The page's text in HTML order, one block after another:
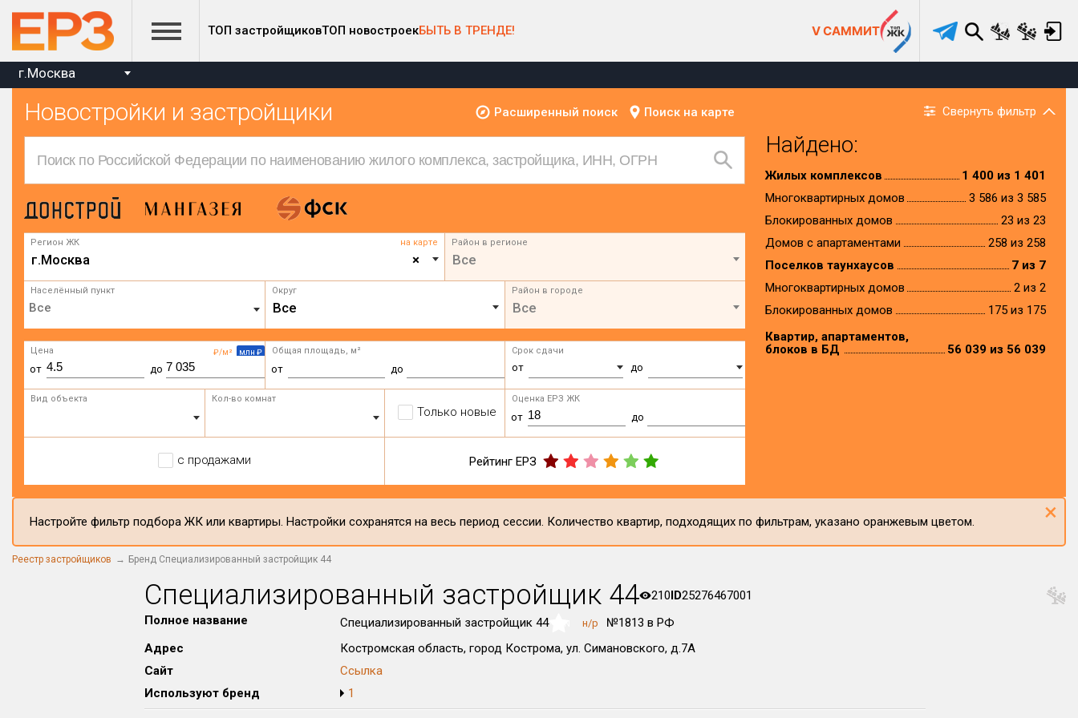
ТОП застройщиковТОП новостроекБЫТЬ В ТРЕНДЕ! V САММИТ
г.Москва
Новостройки и застройщики Расширенный поиск Поиск на карте Свернуть фильтр
Регион ЖК на карте
×
г.Москва
Район в регионе
Все
Населённый пункт Округ
Все
Район в городе
Все
₽/м² млн ₽
Цена
от до
Общая площадь, м²
от до
Срок сдачи
от до
Вид объекта Кол-во комнат
Только новые
Оценка ЕРЗ ЖК
от до
с продажами Рейтинг ЕРЗ
Найдено:
Жилых комплексов
1 400 из 1 401
Многоквартирных домов
3 586 из 3 585
Блокированных домов
23 из 23
Домов с апартаментами
258 из 258
Поселков таунхаусов
7 из 7
Многоквартирных домов
2 из 2
Блокированных домов
175 из 175
Квартир, апартаментов,
блоков в БД
56 039 из 56 039
Настройте фильтр подбора ЖК или квартиры. Настройки сохранятся на весь период сессии. Количество квартир, подходящих по фильтрам, указано оранжевым цветом. ×
Реестр застройщиков Бренд Специализированный застройщик 44
Специализированный застройщик 44 210ID25276467001
Полное название
Специализированный застройщик 44 н/р
№1813 в РФ
Адрес
Костромская область, город Кострома, ул. Симановского, д.7А
Сайт
Ссылка
Используют бренд
1